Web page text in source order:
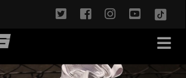
twitterfacebookinstagram